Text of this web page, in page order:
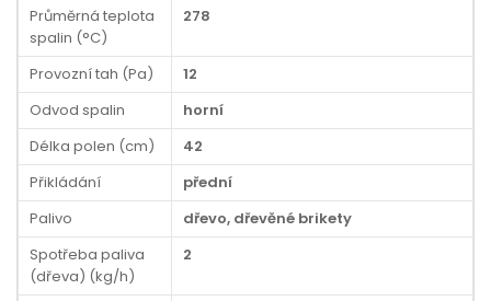
Průměrná teplota
spalin (°C)
278
Provozní tah (Pa)
12
Odvod spalin
horní
Délka polen (cm)
42
Přikládání
přední
Palivo
dřevo, dřevěné brikety
Spotřeba paliva
(dřeva) (kg/h)
2